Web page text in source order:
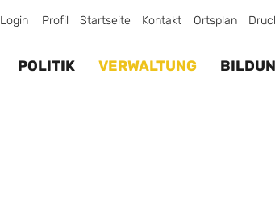
Profil Startseite Kontakt Ortsplan
Login
POLITIK VERWALTUNG